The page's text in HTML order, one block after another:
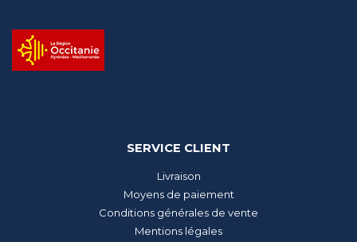
SERVICE CLIENT
Livraison
Moyens de paiement
Conditions générales de vente
Mentions légales